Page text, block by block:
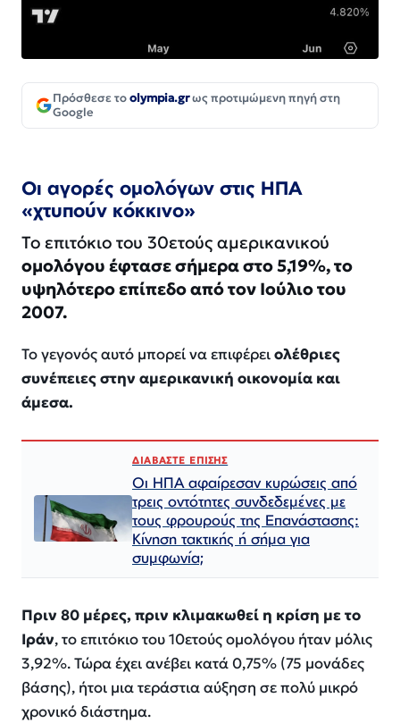
Πρόσθεσε τοolympia.grως προτιμώμενη πηγή στη
Google
Οι αγορές ομολόγων στις ΗΠΑ
«χτυπούν κόκκινο»
Το επιτόκιο του 30ετούς αμερικανικού
ομολόγου έφτασε σήμερα στο 5,19%, το
υψηλότερο επίπεδο από τον Ιούλιο του
2007.
Το γεγονός αυτό μπορεί να επιφέρειολέθριες
συνέπειες στην αμερικανική οικονομία και
άμεσα.
ΔΙΑΒΑΣΤΕ ΕΠΙΣΗΣ
Οι ΗΠΑ αφαίρεσαν κυρώσεις από
τρεις οντότητες συνδεδεμένες με
τους φρουρούς της Επανάστασης:
Κίνηση τακτικής ή σήμα για
συμφωνία;
Πριν 80 μέρες, πριν κλιμακωθεί η κρίση με το
Ιράν, το επιτόκιο του 10ετούς ομολόγου ήταν μόλις
3,92%. Τώρα έχει ανέβει κατά 0,75% (75 μονάδες
βάσης), ήτοι μια τεράστια αύξηση σε πολύ μικρό
χρονικό διάστημα.